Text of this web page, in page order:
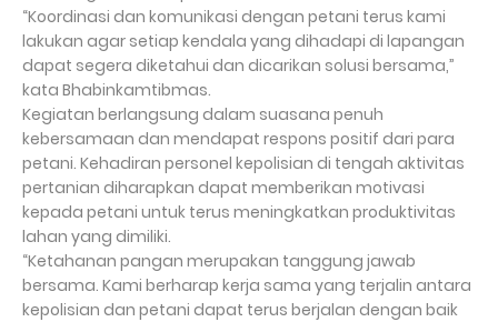
“Koordinasi dan komunikasi dengan petani terus kami
lakukan agar setiap kendala yang dihadapi di lapangan
dapat segera diketahui dan dicarikan solusi bersama,”
kata Bhabinkamtibmas.
Kegiatan berlangsung dalam suasana penuh
kebersamaan dan mendapat respons positif dari para
petani. Kehadiran personel kepolisian di tengah aktivitas
pertanian diharapkan dapat memberikan motivasi
kepada petani untuk terus meningkatkan produktivitas
lahan yang dimiliki.
“Ketahanan pangan merupakan tanggung jawab
bersama. Kami berharap kerja sama yang terjalin antara
kepolisian dan petani dapat terus berjalan dengan baik